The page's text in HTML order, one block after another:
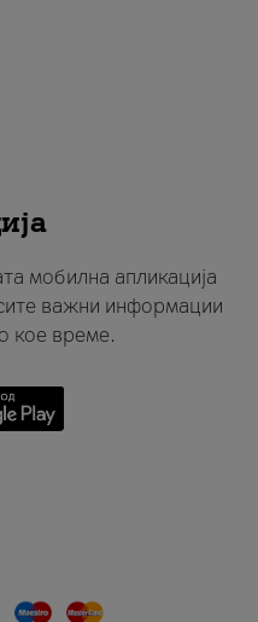
мобилна апликација
важни информации
кое време.